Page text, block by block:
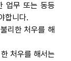
업무 또는 동등
합니다.
리한 처우를 해
처우를 해서는